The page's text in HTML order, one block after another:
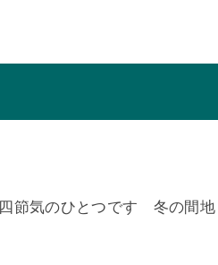
節気のひとつです 冬の間地